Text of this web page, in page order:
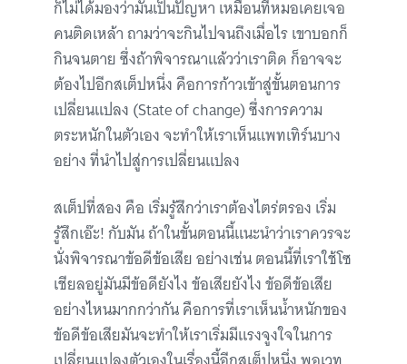
ก็ไม่ได้มองว่ามันเป็นปัญหา เหมือนที่หมอเคยเจอ
คนติดเหล้า ถามว่าจะกินไปจนถึงเมื่อไร เขาบอกก็
กินจนตาย ซึ่งถ้าพิจารณาแล้วว่าเราติด ก็อาจจะ
ต้องไปอีกสเต็ปหนึ่ง คือการก้าวเข้าสู่ขั้นตอนการ
เปลี่ยนแปลง (State of change) ซึ่งการความ
ตระหนักในตัวเอง จะทำให้เราเห็นแพทเทิร์นบาง
อย่าง ที่นำไปสู่การเปลี่ยนแปลง
สเต็ปที่สอง คือ เริ่มรู้สึกว่าเราต้องไตร่ตรอง เริ่ม
รู้สึกเอ๊ะ! กับมัน ถ้าในขั้นตอนนี้แนะนำว่าเราควรจะ
นั่งพิจารณาข้อดีข้อเสีย อย่างเช่น ตอนนี้ที่เราใช้โซ
เชียลอยู่มันมีข้อดียังไง ข้อเสียยังไง ข้อดีข้อเสีย
อย่างไหนมากกว่ากัน คือการที่เราเห็นน้ำหนักของ
ข้อดีข้อเสียมันจะทำให้เราเริ่มมีแรงจูงใจในการ